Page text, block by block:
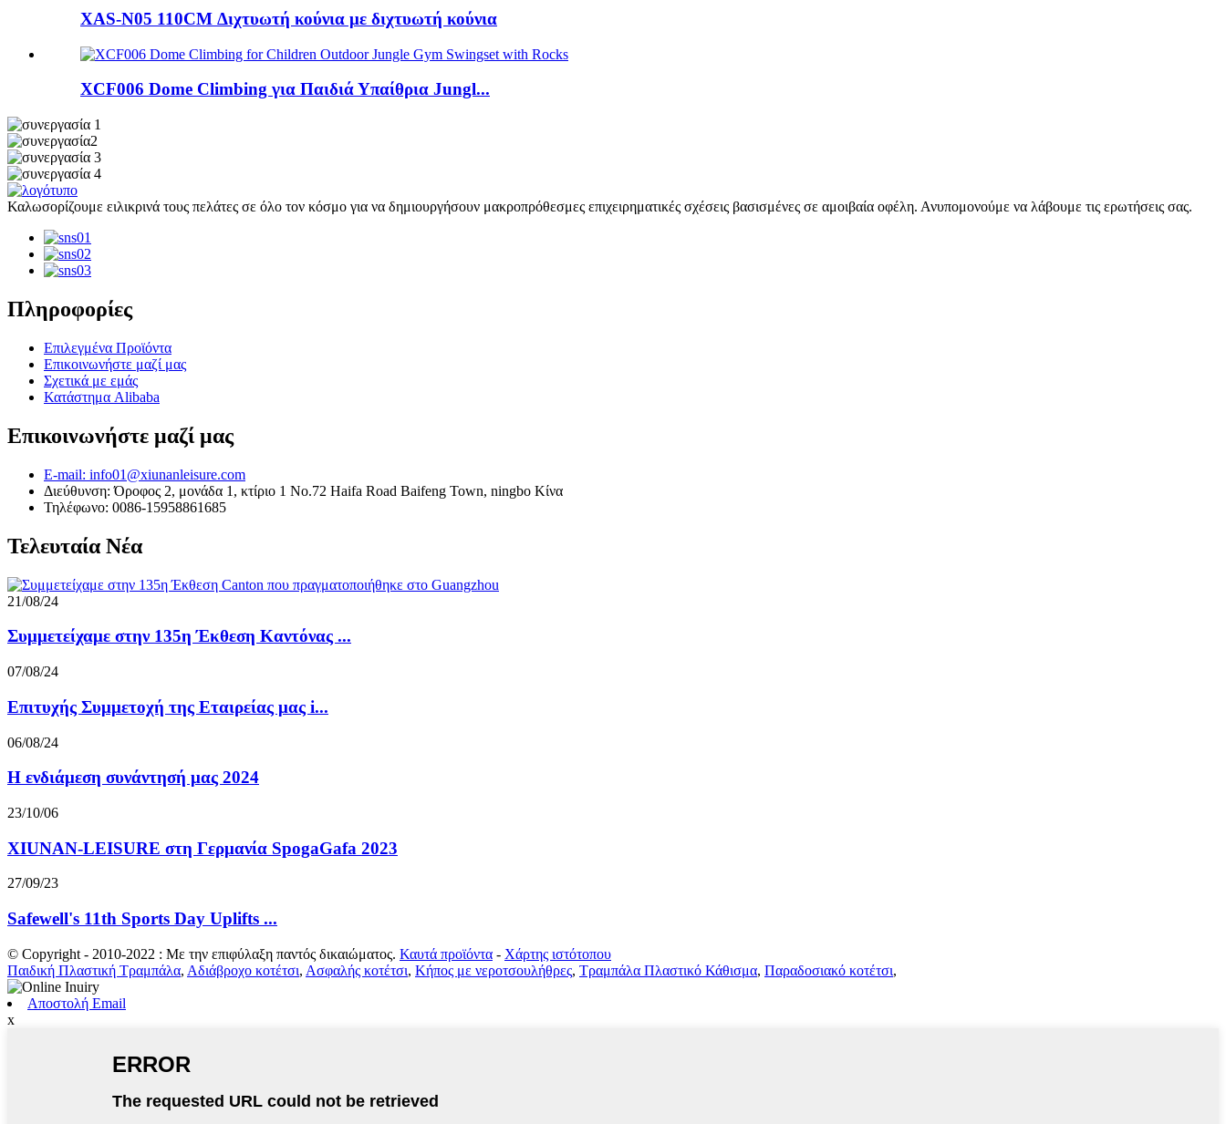
XAS-N05 110CM Διχτυωτή κούνια με διχτυωτή κούνια
XCF006 Dome Climbing για Παιδιά Υπαίθρια Jungl...
Καλωσορίζουμε ειλικρινά τους πελάτες σε όλο τον κόσμο για να δημιουργήσουν μακροπρόθεσμες επιχειρηματικές σχέσεις βασισμένες σε αμοιβαία οφέλη. Ανυπομονούμε να λάβουμε τις ερωτήσεις σας.
Πληροφορίες
Επιλεγμένα Προϊόντα
Επικοινωνήστε μαζί μας
Σχετικά με εμάς
Κατάστημα Alibaba
Επικοινωνήστε μαζί μας
E-mail: info01@xiunanleisure.com
Διεύθυνση: Όροφος 2, μονάδα 1, κτίριο 1 No.72 Haifa Road Baifeng Town, ningbo Κίνα
Τηλέφωνο: 0086-15958861685
Τελευταία Νέα
21/08/24
Συμμετείχαμε στην 135η Έκθεση Καντόνας ...
07/08/24
Επιτυχής Συμμετοχή της Εταιρείας μας i...
06/08/24
Η ενδιάμεση συνάντησή μας 2024
23/10/06
XIUNAN-LEISURE στη Γερμανία SpogaGafa 2023
27/09/23
Safewell's 11th Sports Day Uplifts ...
© Copyright - 2010-2022 : Με την επιφύλαξη παντός δικαιώματος. Καυτά προϊόντα - Χάρτης ιστότοπου
Παιδική Πλαστική Τραμπάλα, Αδιάβροχο κοτέτσι, Ασφαλής κοτέτσι, Κήπος με νεροτσουλήθρες, Τραμπάλα Πλαστικό Κάθισμα, Παραδοσιακό κοτέτσι,
Αποστολή Email
x